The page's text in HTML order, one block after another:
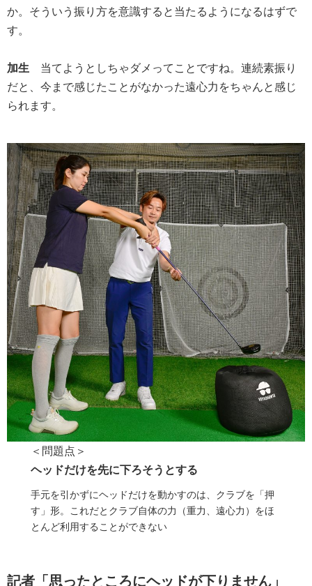
か。そういう振り方を意識すると当たるようになるはずで
す。
加生 当てようとしちゃダメってことですね。連続素振り
だと、今まで感じたことがなかった遠心力をちゃんと感じ
られます。
＜問題点＞
ヘッドだけを先に下ろそうとする
手元を引かずにヘッドだけを動かすのは、クラブを「押
す」形。これだとクラブ自体の力（重力、遠心力）をほ
とんど利用することができない
記者「思ったところにヘッドが下りません」